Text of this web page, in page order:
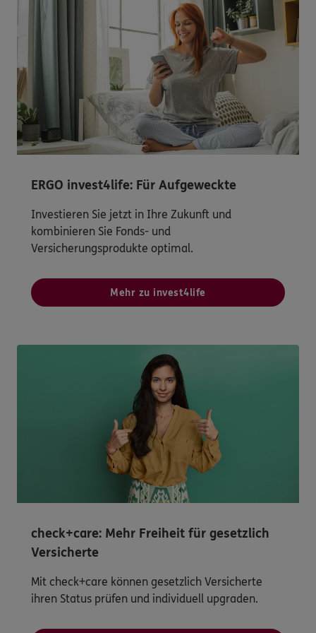
ERGO invest4life: Für Aufgeweckte
Investieren Sie jetzt in Ihre Zukunft und
kombinieren Sie Fonds- und
Versicherungsprodukte optimal.
Mehr zu invest4life
check+care: Mehr Freiheit für gesetzlich
Versicherte
Mit check+care können gesetzlich Versicherte
ihren Status prüfen und individuell upgraden.